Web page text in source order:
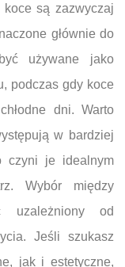
są zazwyczaj
głównie do
używane jako
podczas gdy koce
dni. Warto
w bardziej
czyni je idealnym
Wybór między
od
Jeśli szukasz
jak i estetyczne,